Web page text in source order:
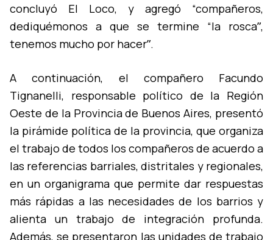
concluyó El Loco, y agregó “compañeros,
dediquémonos a que se termine “la roscaˮ,
tenemos mucho por hacerˮ.
A continuación, el compañero Facundo
Tignanelli, responsable polí­tico de la Región
Oeste de la Provincia de Buenos Aires, presentó
la pirámide polí­tica de la provincia, que organiza
el trabajo de todos los compañeros de acuerdo a
las referencias barriales, distritales y regionales,
en un organigrama que permite dar respuestas
más rápidas a las necesidades de los barrios y
alienta un trabajo de integración profunda.
Además, se presentaron las unidades de trabajo